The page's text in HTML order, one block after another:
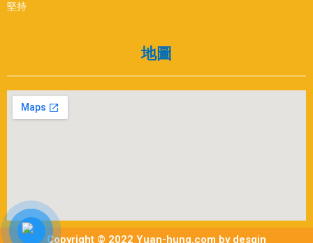
堅持
地圖
Copyright © 2022 Yuan-hung.com by desgin